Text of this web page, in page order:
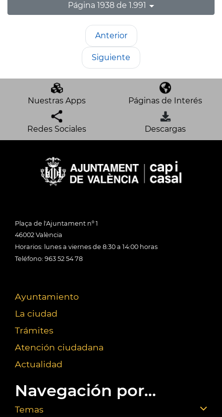
Página 1938 de 1.991
Anterior
Siguiente
Nuestras Apps Páginas de Interés
Redes Sociales Descargas
Plaça de l'Ajuntament nº 1
46002 València
Horarios: lunes a viernes de 8:30 a 14:00 horas
Teléfono: 963 52 54 78
Ayuntamiento
La ciudad
Trámites
Atención ciudadana
Actualidad
Navegación por...
Temas